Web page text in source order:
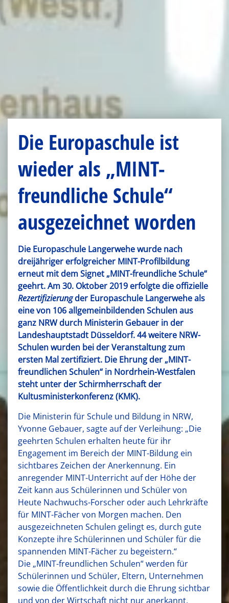
Die Europaschule ist
wieder als „MINT-
freundliche Schule“
ausgezeichnet worden
Die Europaschule Langerwehe wurde nach
dreijähriger erfolgreicher MINT-Profilbildung
erneut mit dem Signet „MINT-freundliche Schule“
geehrt. Am 30. Oktober 2019 erfolgte die offizielle
Rezertifizierungder Europaschule Langerwehe als
eine von 106 allgemeinbildenden Schulen aus
ganz NRW durch Ministerin Gebauer in der
Landeshauptstadt Düsseldorf. 44 weitere NRW-
Schulen wurden bei der Veranstaltung zum
ersten Mal zertifiziert. Die Ehrung der „MINT-
freundlichen Schulen“ in Nordrhein-Westfalen
steht unter der Schirmherrschaft der
Kultusministerkonferenz (KMK).
Die Ministerin für Schule und Bildung in NRW,
Yvonne Gebauer, sagte auf der Verleihung: „Die
geehrten Schulen erhalten heute für ihr
Engagement im Bereich der MINT-Bildung ein
sichtbares Zeichen der Anerkennung. Ein
anregender MINT-Unterricht auf der Höhe der
Zeit kann aus Schülerinnen und Schüler von
Heute Nachwuchs-Forscher oder auch Lehrkräfte
für MINT-Fächer von Morgen machen. Den
ausgezeichneten Schulen gelingt es, durch gute
Konzepte ihre Schülerinnen und Schüler für die
spannenden MINT-Fächer zu begeistern.“
Die „MINT-freundlichen Schulen“ werden für
Schülerinnen und Schüler, Eltern, Unternehmen
sowie die Öffentlichkeit durch die Ehrung sichtbar
und von der Wirtschaft nicht nur anerkannt,